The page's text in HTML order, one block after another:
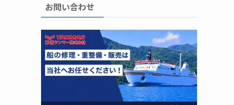
お問い合わせ